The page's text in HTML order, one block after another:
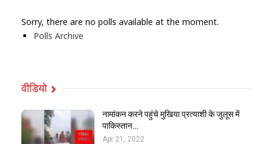
Sorry, there are no polls available at the moment.
Polls Archive
वीडियो
नामांकन करने पहुंचे मुखिया प्रत्याशी के जुलूस में
पाकिस्तान…
Apr 21, 2022